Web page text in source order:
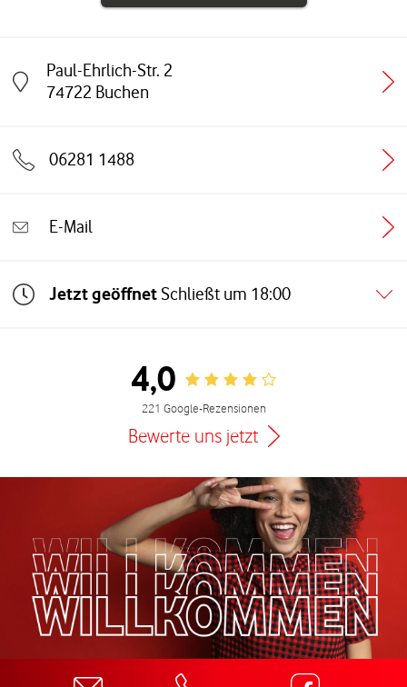
Paul-Ehrlich-Str. 2
74722 Buchen
Link öffnet in einem neuen Tab
06281 1488
E-Mail
Jetzt geöffnet Schließt um 18:00
4,0 Rating 4.0
221 Google-Rezensionen
Bewerte uns jetzt